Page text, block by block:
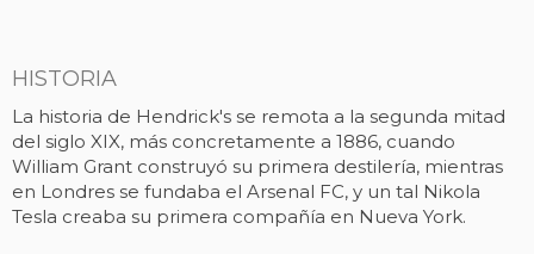
HISTORIA
La historia de Hendrick's se remota a la segunda mitad
del siglo XIX, más concretamente a 1886, cuando
William Grant construyó su primera destilería, mientras
en Londres se fundaba el Arsenal FC, y un tal Nikola
Tesla creaba su primera compañía en Nueva York.